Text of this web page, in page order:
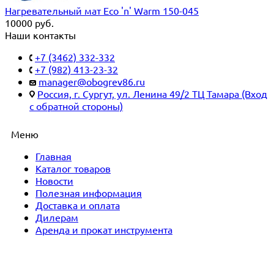
Нагревательный мат Eco 'n' Warm 150-045
10000 руб.
Наши контакты
+7 (3462) 332-332
+7 (982) 413-23-32
manager@obogrev86.ru
Россия, г. Сургут, ул. Ленина 49/2 ТЦ Тамара (Вход
с обратной стороны)
Меню
Главная
Каталог товаров
Новости
Полезная информация
Доставка и оплата
Дилерам
Аренда и прокат инструмента